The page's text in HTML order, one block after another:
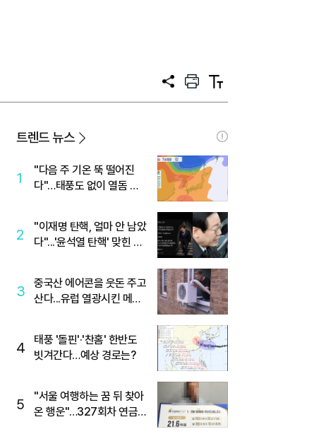
공
프
트
텍
트
트렌드 뉴스
1
"다음 주 기온 뚝 떨어진
다"…태풍도 없이 열돔 박
2
"이재명 탄핵, 얼마 안 남았
다"...'윤석열 탄핵' 맞힌 무
3
중국산 에어콘을 웃돈 주고
산다...유럽 열광시킨 메이
4
태풍 '돌핀'·'찬홈' 한반도
빗겨간다…예상 경로는?
5
"서울 여행하는 꿈 뒤 찾아
온 행운"…327회차 연금